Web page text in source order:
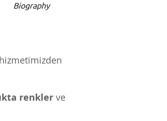
Biography
hizmetimizden
renkler ve